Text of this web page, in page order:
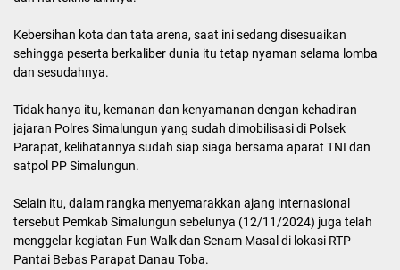
Kebersihan kota dan tata arena, saat ini sedang disesuaikan
sehingga peserta berkaliber dunia itu tetap nyaman selama lomba
dan sesudahnya.
Tidak hanya itu, kemanan dan kenyamanan dengan kehadiran
jajaran Polres Simalungun yang sudah dimobilisasi di Polsek
Parapat, kelihatannya sudah siap siaga bersama aparat TNI dan
satpol PP Simalungun.
Selain itu, dalam rangka menyemarakkan ajang internasional
tersebut Pemkab Simalungun sebelunya (12/11/2024) juga telah
menggelar kegiatan Fun Walk dan Senam Masal di lokasi RTP
Pantai Bebas Parapat Danau Toba.